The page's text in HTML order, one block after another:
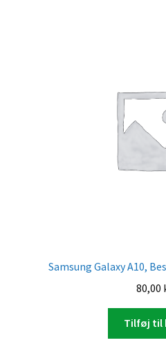
Samsung Galaxy A10,
80,00
Tilføj til